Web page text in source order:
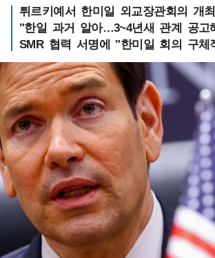
튀르키예서 한미일 외교장관회의 개최
"한일 과거 알아…3~4년새 관계 공고
SMR 협력 서명에 "한미일 회의 구체